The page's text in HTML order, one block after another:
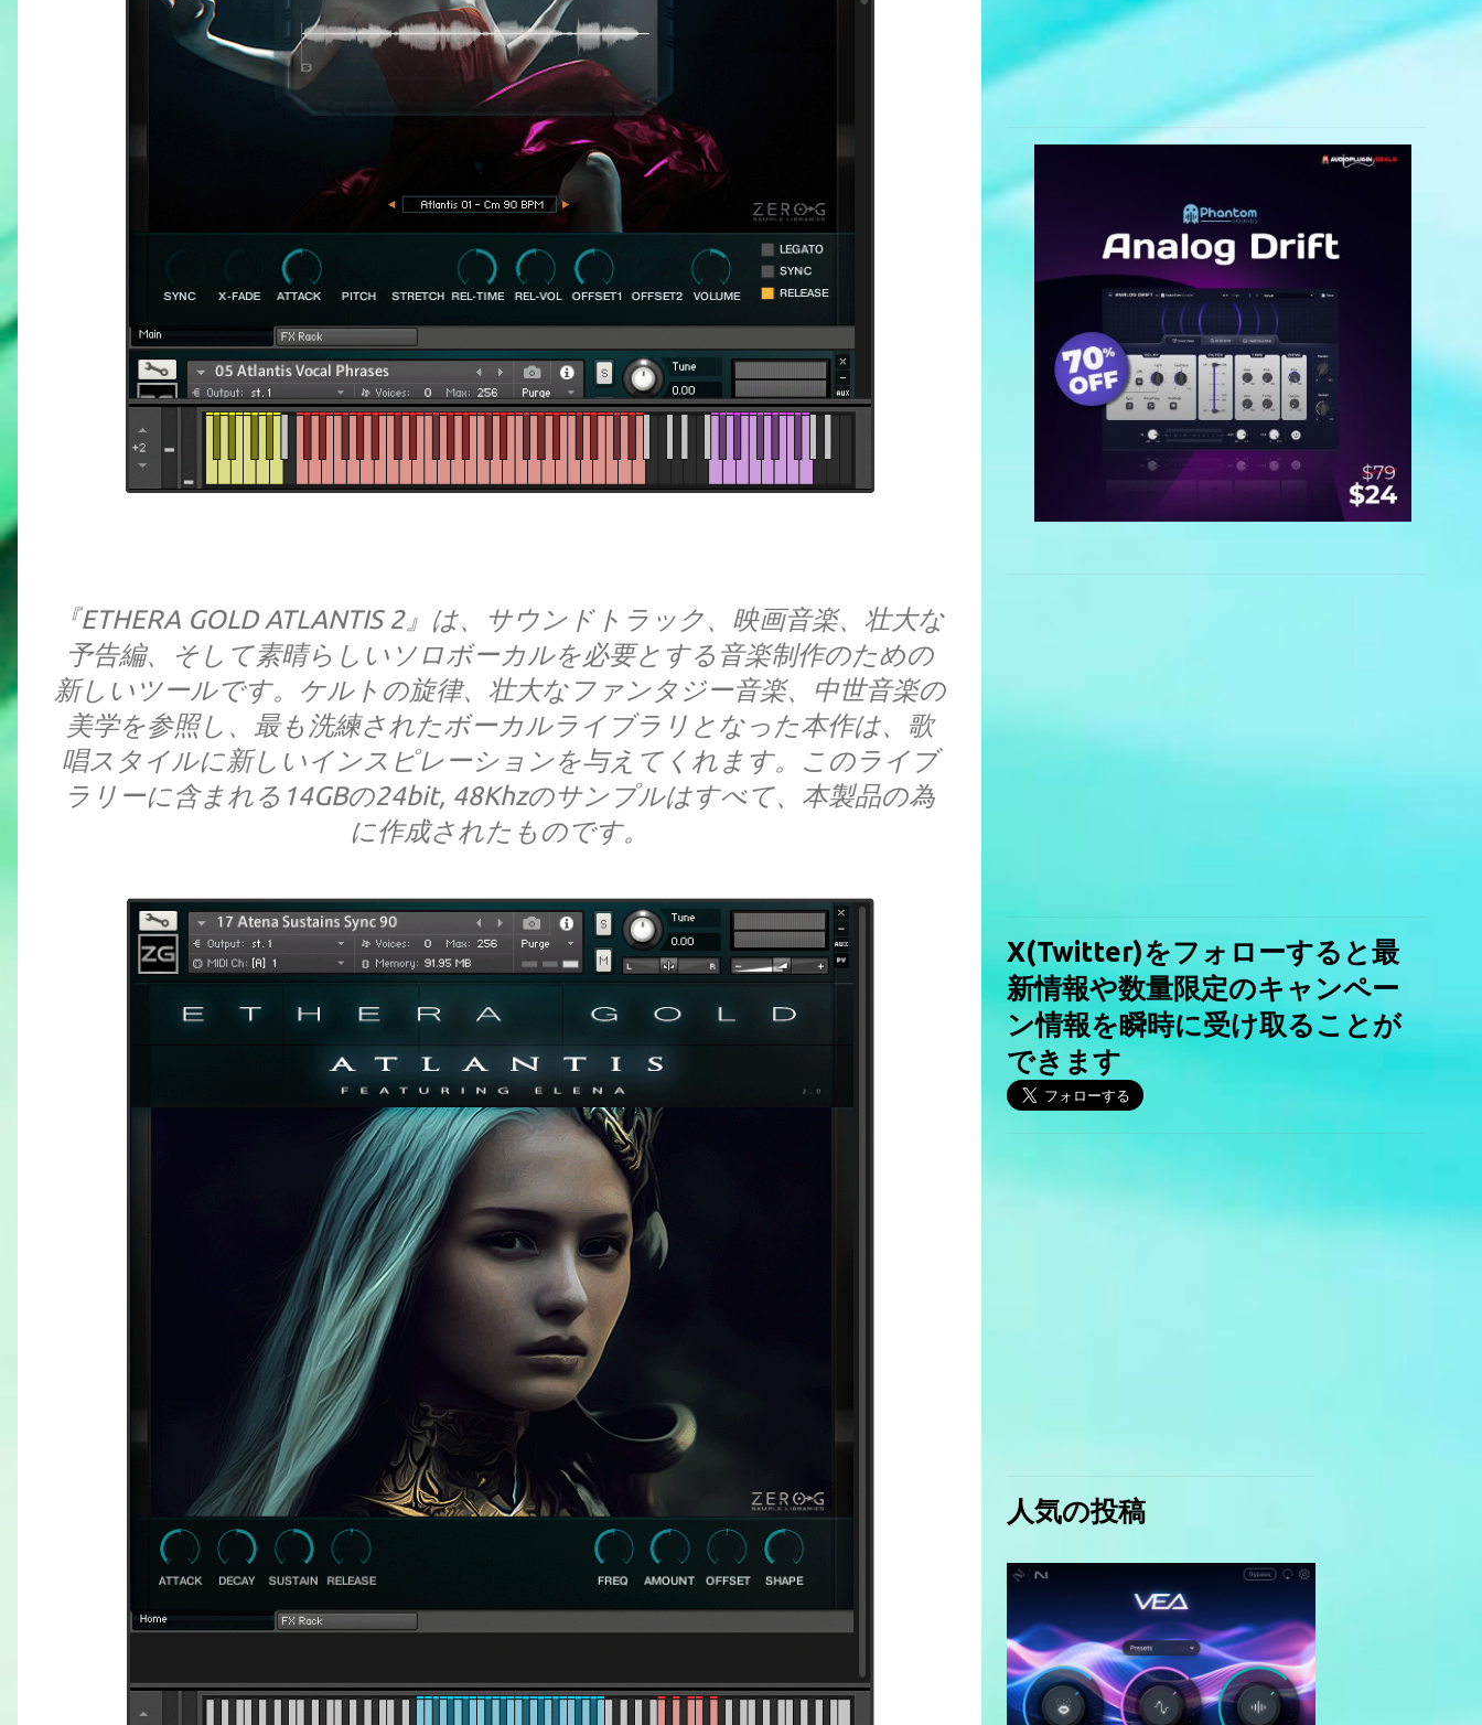
『ETHERA GOLD ATLANTIS 2』は、サウンドトラック、映画音楽、壮大な
予告編、そして素晴らしいソロボーカルを必要とする音楽制作のための
新しいツールです。ケルトの旋律、壮大なファンタジー音楽、中世音楽の
美学を参照し、最も洗練されたボーカルライブラリとなった本作は、歌
唱スタイルに新しいインスピレーションを与えてくれます。このライブ
ラリーに含まれる14GBの24bit, 48Khzのサンプルはすべて、本製品の為
に作成されたものです。
X(Twitter)をフォローすると最
新情報や数量限定のキャンペー
ン情報を瞬時に受け取ることが
できます
人気の投稿